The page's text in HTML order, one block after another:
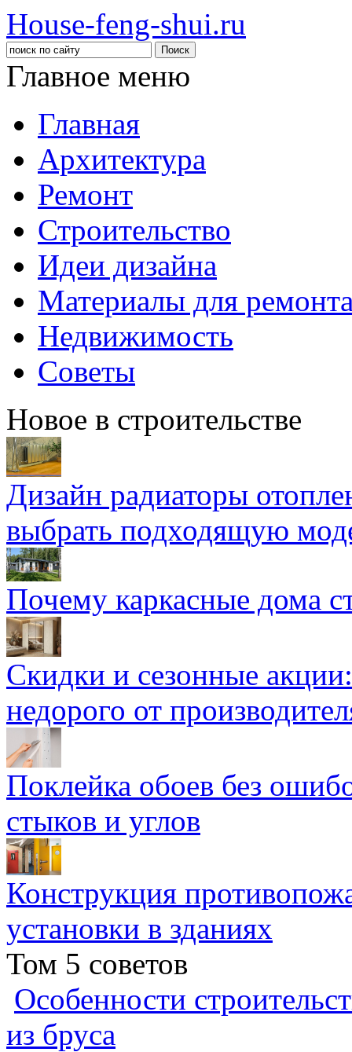
House-feng-shui.ru
Главное меню
Главная
Архитектура
Ремонт
Строительство
Идеи дизайна
Материалы для
Недвижимость
Советы
Новое в строительстве
Дизайн радиаторы
выбрать подходящую
Почему каркасные дома
Скидки и сезонные
недорого от
Поклейка обоев без
стыков и углов
Конструкция
установки в зданиях
Том 5 советов
Особенности
из бруса